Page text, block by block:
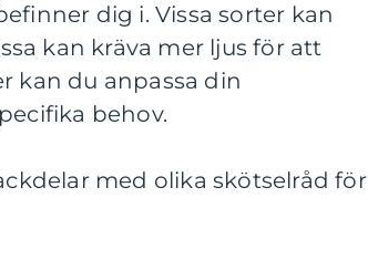
dig i. Vissa sorter kan
kan kräva mer ljus för att
kan du anpassa din
behov.
med olika skötselråd för